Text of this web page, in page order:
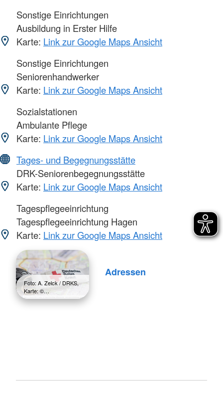
Sonstige Einrichtungen
Ausbildung in Erster Hilfe
Karte: Link zur Google Maps Ansicht
Sonstige Einrichtungen
Seniorenhandwerker
Karte: Link zur Google Maps Ansicht
Sozialstationen
Ambulante Pflege
Karte: Link zur Google Maps Ansicht
Tages- und Begegnungsstätte
DRK-Seniorenbegegnungsstätte
Karte: Link zur Google Maps Ansicht
Tagespflegeeinrichtung
Tagespflegeeinrichtung Hagen
Karte: Link zur Google Maps Ansicht
Foto: A. Zelck / DRKS,
Karte: ©…
Adressen